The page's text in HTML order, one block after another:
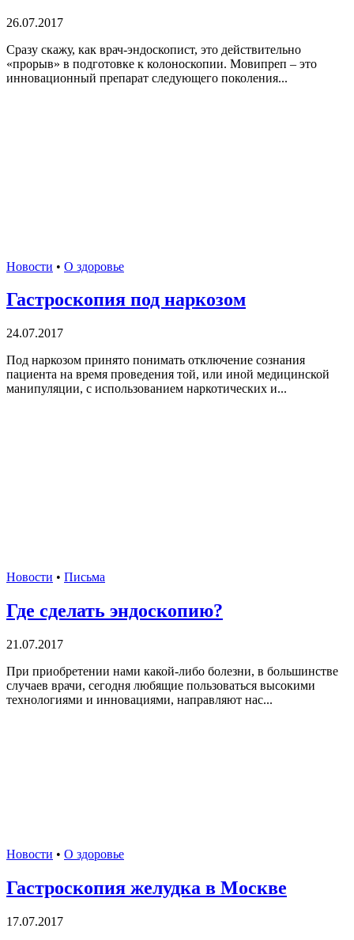
26.07.2017
Сразу скажу, как врач-эндоскопист, это действительно
«прорыв» в подготовке к колоноскопии. Мовипреп – это
инновационный препарат следующего поколения...
Новости • О здоровье
Гастроскопия под наркозом
24.07.2017
Под наркозом принято понимать отключение сознания
пациента на время проведения той, или иной медицинской
манипуляции, с использованием наркотических и...
Новости • Письма
Где сделать эндоскопию?
21.07.2017
При приобретении нами какой-либо болезни, в большинстве
случаев врачи, сегодня любящие пользоваться высокими
технологиями и инновациями, направляют нас...
Новости • О здоровье
Гастроскопия желудка в Москве
17.07.2017